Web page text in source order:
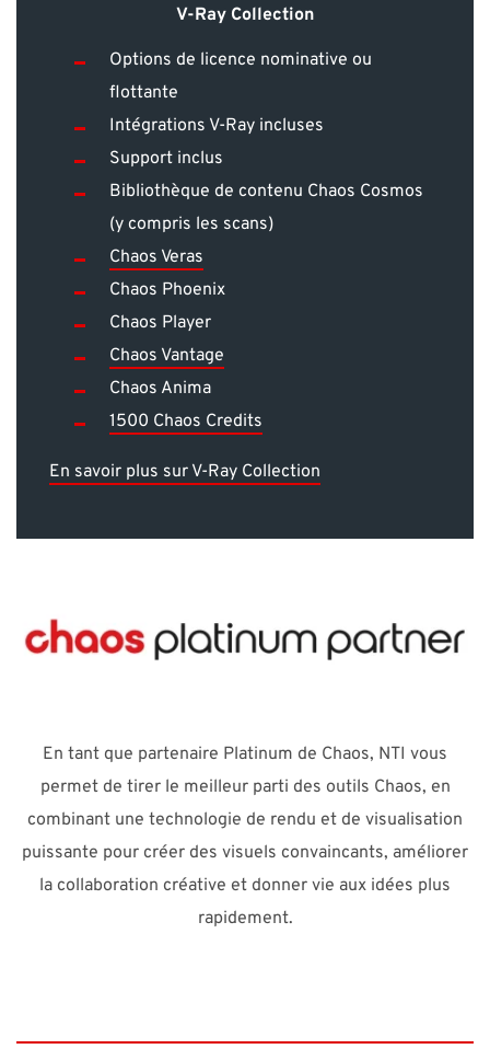
V-Ray Collection
Options de licence nominative ou
flottante
Intégrations V-Ray incluses
Support inclus
Bibliothèque de contenu Chaos Cosmos
(y compris les scans)
Chaos Veras
Chaos Phoenix
Chaos Player
Chaos Vantage
Chaos Anima
1500 Chaos Credits
En savoir plus sur V-Ray Collection
En tant que partenaire Platinum de Chaos, NTI vous
permet de tirer le meilleur parti des outils Chaos, en
combinant une technologie de rendu et de visualisation
puissante pour créer des visuels convaincants, améliorer
la collaboration créative et donner vie aux idées plus
rapidement.